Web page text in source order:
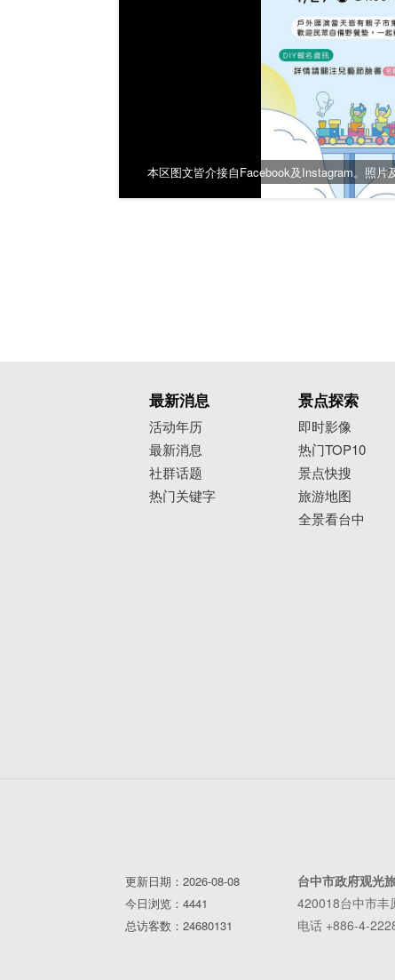
本区图文皆介接自Facebook及Instagram。照片
最新消息
活动年历
最新消息
社群话题
热门关键字
景点探索
即时影像
热门TOP10
景点快搜
旅游地图
全景看台中
更新日期：2026-08-08
今日浏览：4441
总访客数：24680131
台中市政府观光
420018台中市丰
电话 +886-4-